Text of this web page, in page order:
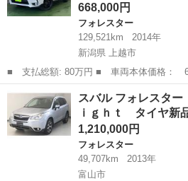
668,000円
フォレスター
129,521km
2014年
新潟県 上越市
■ 支払総額: 80万円 ■ 車両本体価格： 668,000 円 ■ メーカー
名： スバル ■ 車種名： フォレスター
ＸＴ アイサイト ４ＷＤ バックモニ
ビ Ｂｌｕｅｔｏ...
新潟 上越市 フォレスター
スバル フォレスタ
ｉｇｈｔ タイヤ
1,210,000円
フォレスター
49,707km
2013年
富山市